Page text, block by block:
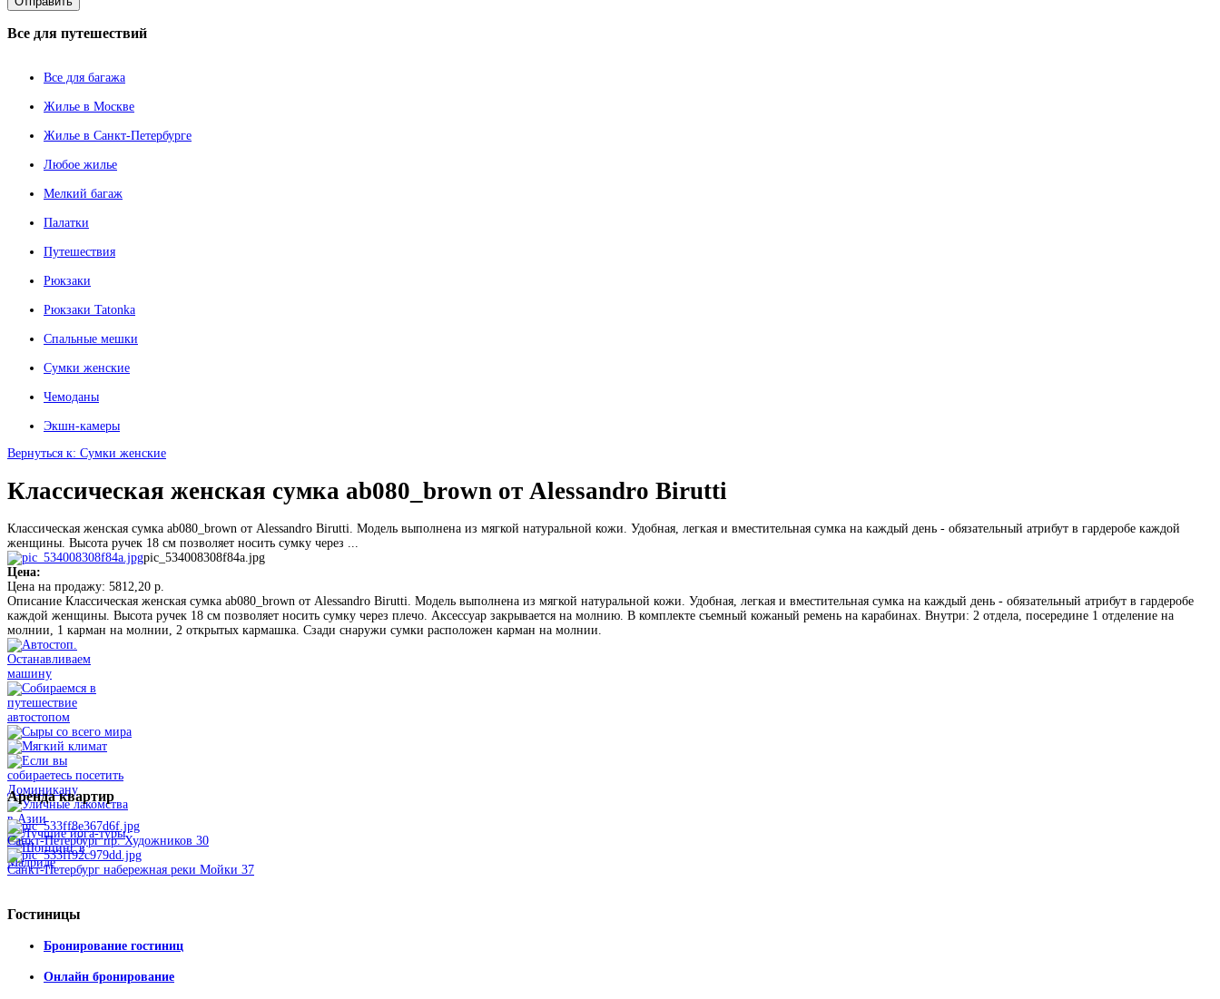
Все для путешествий
Все для багажа
Жилье в Москве
Жилье в Санкт-Петербурге
Любое жилье
Мелкий багаж
Палатки
Путешествия
Рюкзаки
Рюкзаки Tatonka
Спальные мешки
Сумки женские
Чемоданы
Экшн-камеры
Вернуться к: Сумки женские
Классическая женская сумка ab080_brown от Alessandro Birutti
Классическая женская сумка ab080_brown от Alessandro Birutti. Модель выполнена из мягкой натуральной кожи. Удобная, легкая и вместительная сумка на каждый день - обязательный атрибут в гардеробе каждой
женщины. Высота ручек 18 см позволяет носить сумку через ...
pic_534008308f84a.jpg
Цена:
Цена на продажу: 5812,20 р.
Описание Классическая женская сумка ab080_brown от Alessandro Birutti. Модель выполнена из мягкой натуральной кожи. Удобная, легкая и вместительная сумка на каждый день - обязательный атрибут в гардеробе
каждой женщины. Высота ручек 18 см позволяет носить сумку через плечо. Аксессуар закрывается на молнию. В комплекте съемный кожаный ремень на карабинах. Внутри: 2 отдела, посередине 1 отделение на
молнии, 1 карман на молнии, 2 открытых кармашка. Сзади снаружи сумки расположен карман на молнии.
Арендаквартир
Санкт-Петербург пр. Художников 30
Санкт-Петербург набережная реки Мойки 37
Гостиницы
Бронирование гостиниц
Онлайн бронирование